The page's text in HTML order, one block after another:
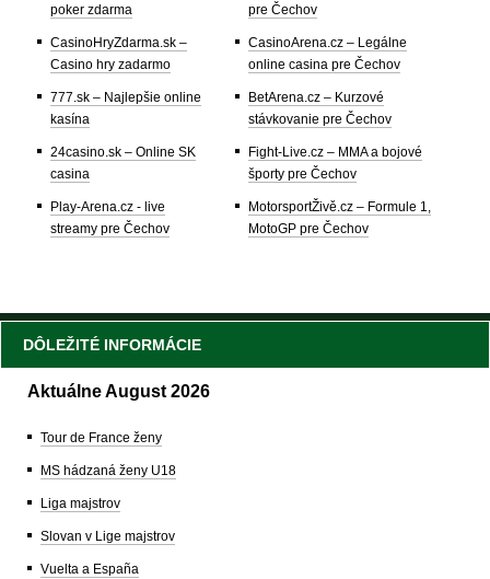
poker zdarma
CasinoHryZdarma.sk –
Casino hry zadarmo
777.sk – Najlepšie online
kasína
24casino.sk – Online SK
casina
Play-Arena.cz - live
streamy pre Čechov
pre Čechov
CasinoArena.cz – Legálne
online casina pre Čechov
BetArena.cz – Kurzové
stávkovanie pre Čechov
Fight-Live.cz – MMA a bojové
športy pre Čechov
MotorsportŽivě.cz – Formule 1,
MotoGP pre Čechov
DÔLEŽITÉ INFORMÁCIE
Aktuálne August 2026
Tour de France ženy
MS hádzaná ženy U18
Liga majstrov
Slovan v Lige majstrov
Vuelta a España